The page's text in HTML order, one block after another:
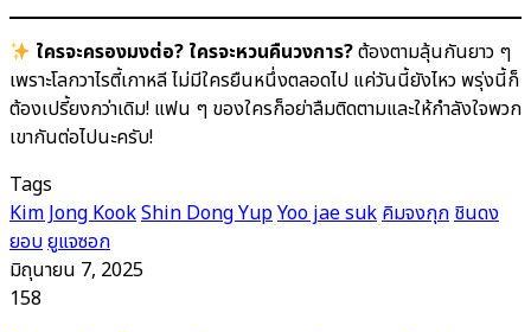
ใครจะครองมงต่อ? ใครจะหวนคืนวงการ?ต้องตามลุ้นกันยาว ๆ
เพราะโลกวาไรตี้เกาหลี ไม่มีใครยืนหนึ่งตลอดไป แค่วันนี้ยังไหว พรุ่งนี้ก็
ต้องเปรี้ยงกว่าเดิม! แฟน ๆ ของใครก็อย่าลืมติดตามและให้กำลังใจพวก
เขากันต่อไปนะครับ!
Tags
Kim Jong KookShin Dong YupYoo jae sukคิมจงกุกชินดง
ยอบยูแจซอก
มิถุนายน 7, 2025
158